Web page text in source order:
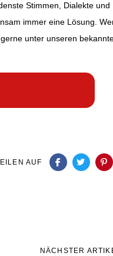
Stimmen, Dialekte und
immer eine Lösung.
unter unseren
AUF
NÄCHSTER